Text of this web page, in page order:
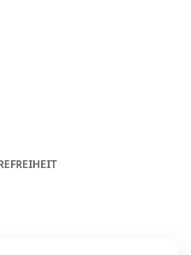
Externer Link
Link Link
Externer Link